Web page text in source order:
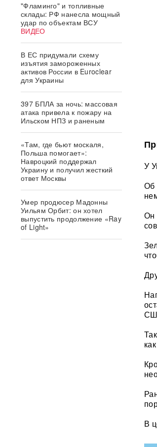
"Фламинго" и топливные
склады: РФ нанесла мощный
удар по объектам ВСУ
ВИДЕО
В ЕС придумали схему
изъятия замороженных
активов России в Euroclear
для Украины
397 БПЛА за ночь: массовая
атака привела к пожару на
Ильском НПЗ и раненым
«Там, где бьют москаля,
Польша помогает»:
Навроцкий поддержал
Украину и получил жесткий
ответ Москвы
Умер продюсер Мадонны
Уильям Орбит: он хотел
выпустить продолжение «Ray
of Light»
У
Об
Он
В